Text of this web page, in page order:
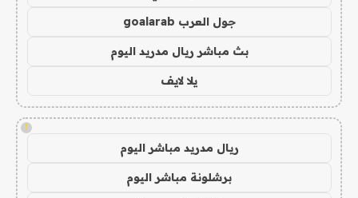
جول العرب goalarab
بث مباشر ريال مدريد اليوم
يلا لايف
!
ريال مدريد مباشر اليوم
برشلونة مباشر اليوم